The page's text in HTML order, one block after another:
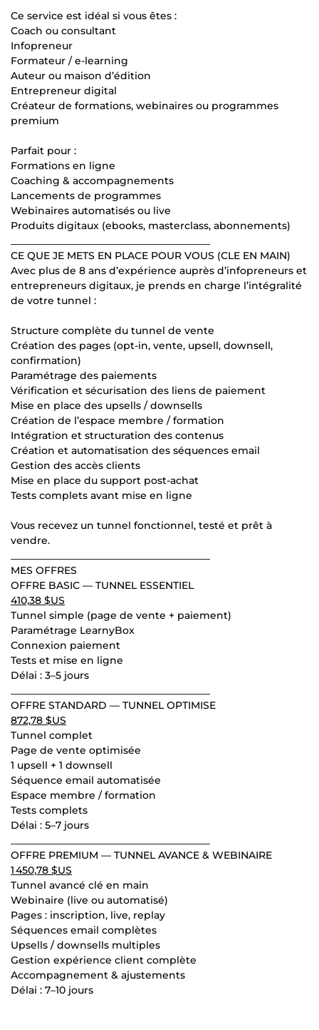
Ce service est idéal si vous êtes :
Coach ou consultant
Infopreneur
Formateur / e-learning
Auteur ou maison d’édition
Entrepreneur digital
Créateur de formations, webinaires ou programmes
premium
Parfait pour :
Formations en ligne
Coaching & accompagnements
Lancements de programmes
Webinaires automatisés ou live
Produits digitaux (ebooks, masterclass, abonnements)
CE QUE JE METS EN PLACE POUR VOUS (CLE EN MAIN)
Avec plus de 8 ans d’expérience auprès d’infopreneurs et
entrepreneurs digitaux, je prends en charge l’intégralité
de votre tunnel :
Structure complète du tunnel de vente
Création des pages (opt-in, vente, upsell, downsell,
confirmation)
Paramétrage des paiements
Vérification et sécurisation des liens de paiement
Mise en place des upsells / downsells
Création de l’espace membre / formation
Intégration et structuration des contenus
Création et automatisation des séquences email
Gestion des accès clients
Mise en place du support post-achat
Tests complets avant mise en ligne
Vous recevez un tunnel fonctionnel, testé et prêt à
vendre.
MES OFFRES
OFFRE BASIC — TUNNEL ESSENTIEL
410,38 $US
Tunnel simple (page de vente + paiement)
Paramétrage LearnyBox
Connexion paiement
Tests et mise en ligne
Délai : 3–5 jours
OFFRE STANDARD — TUNNEL OPTIMISE
872,78 $US
Tunnel complet
Page de vente optimisée
1 upsell + 1 downsell
Séquence email automatisée
Espace membre / formation
Tests complets
Délai : 5–7 jours
OFFRE PREMIUM — TUNNEL AVANCE & WEBINAIRE
1 450,78 $US
Tunnel avancé clé en main
Webinaire (live ou automatisé)
Pages : inscription, live, replay
Séquences email complètes
Upsells / downsells multiples
Gestion expérience client complète
Accompagnement & ajustements
Délai : 7–10 jours